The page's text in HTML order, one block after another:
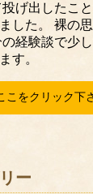
げ出したこ
した。 裸の
経験談で少
す。
こをクリック下
ー